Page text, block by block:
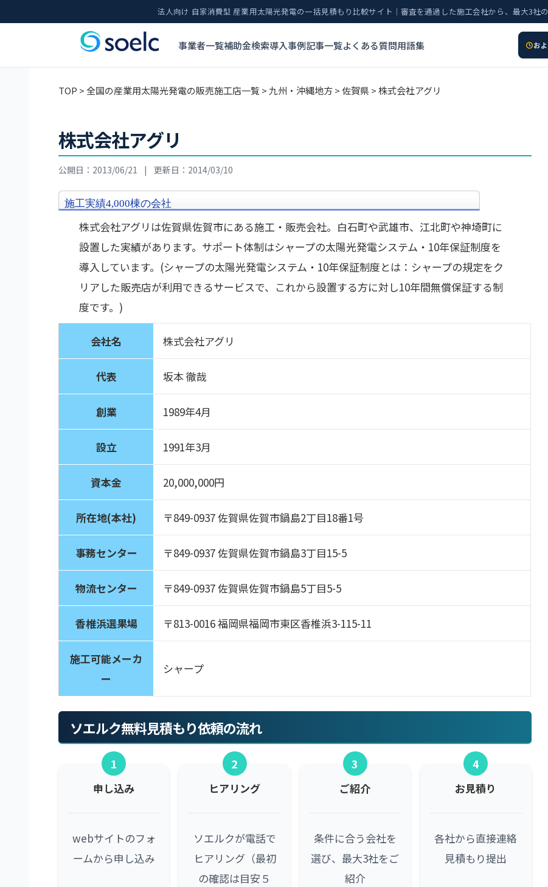
法人向け 自家消費型 産業用太陽光発電の一括見積もり比較サイト｜審査を通過した施工会社から、最大3社
事業者一覧補助金検索導入事例記事一覧よくある質問用語集 お
TOP >全国の産業用太陽光発電の販売施工店一覧 > 九州・沖縄地方>佐賀県> 株式会社アグリ
株式会社アグリ
公開日：2013/06/21 | 更新日：2014/03/10
施工実績4,000棟の会社
株式会社アグリは佐賀県佐賀市にある施工・販売会社。白石町や武雄市、江北町や神埼町に
設置した実績があります。サポート体制はシャープの太陽光発電システム・10年保証制度を
導入しています。(シャープの太陽光発電システム・10年保証制度とは：シャープの規定をク
リアした販売店が利用できるサービスで、これから設置する方に対し10年間無償保証する制
度です。)
会社名 株式会社アグリ
代表 坂本 徹哉
創業 1989年4月
設立 1991年3月
資本金 20,000,000円
所在地(本社) 〒849-0937 佐賀県佐賀市鍋島2丁目18番1号
事務センター 〒849-0937 佐賀県佐賀市鍋島3丁目15-5
物流センター 〒849-0937 佐賀県佐賀市鍋島5丁目5-5
香椎浜選果場 〒813-0016 福岡県福岡市東区香椎浜3-115-11
施工可能メーカ
ー
シャープ
ソエルク無料見積もり依頼の流れ
1
申し込み
webサイトのフォ
ームから申し込み
2
ヒアリング
ソエルクが電話で
ヒアリング（最初
の確認は目安５
3
ご紹介
条件に合う会社を
選び、最大3社をご
紹介
4
お見積り
各社から直接連絡
見積もり提出